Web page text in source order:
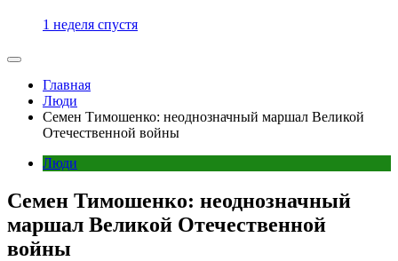
1 неделя спустя
Главная
Люди
Семен Тимошенко: неоднозначный маршал Великой
Отечественной войны
Люди
Семен Тимошенко: неоднозначный
маршал Великой Отечественной
войны